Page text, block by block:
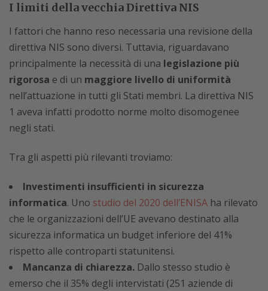
I limiti della vecchia Direttiva NIS
I fattori che hanno reso necessaria una revisione della
direttiva NIS sono diversi. Tuttavia, riguardavano
principalmente la necessità di una legislazione più
rigorosa e di un maggiore livello di uniformità
nell’attuazione in tutti gli Stati membri. La direttiva NIS
1 aveva infatti prodotto norme molto disomogenee
negli stati.
Tra gli aspetti più rilevanti troviamo:
Investimenti insufficienti in sicurezza
informatica. Uno studio del 2020 dell’ENISA ha rilevato
che le organizzazioni dell’UE avevano destinato alla
sicurezza informatica un budget inferiore del 41%
rispetto alle controparti statunitensi.
Mancanza di chiarezza. Dallo stesso studio è
emerso che il 35% degli intervistati (251 aziende di